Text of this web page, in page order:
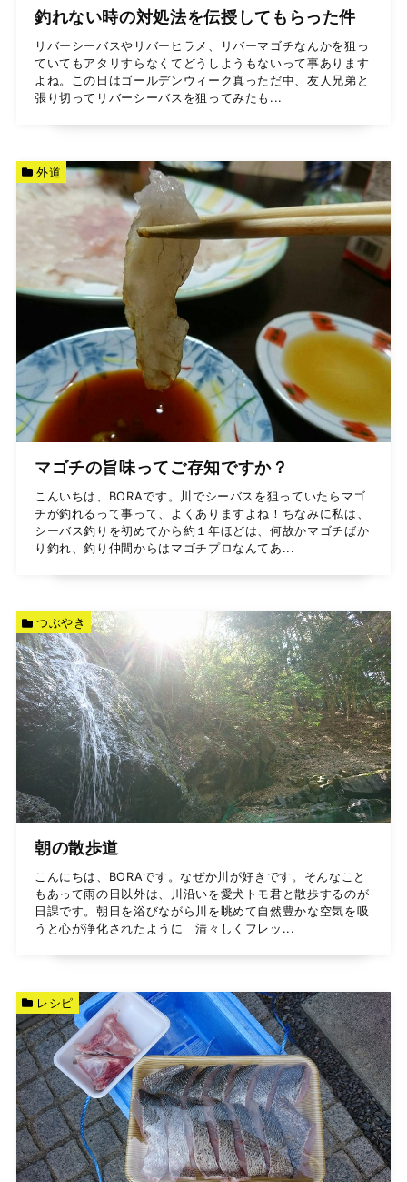
釣れない時の対処法を伝授してもらった件
リバーシーバスやリバーヒラメ、リバーマゴチなんかを狙っ
ていてもアタリすらなくてどうしようもないって事あります
よね。この日はゴールデンウィーク真っただ中、友人兄弟と
張り切ってリバーシーバスを狙ってみたも...
マゴチの旨味ってご存知ですか？
こんいちは、BORAです。川でシーバスを狙っていたらマゴ
チが釣れるって事って、よくありますよね！ちなみに私は、
シーバス釣りを初めてから約１年ほどは、何故かマゴチばか
り釣れ、釣り仲間からはマゴチプロなんてあ...
外道
朝の散歩道
こんにちは、BORAです。なぜか川が好きです。そんなこと
もあって雨の日以外は、川沿いを愛犬トモ君と散歩するのが
日課です。朝日を浴びながら川を眺めて自然豊かな空気を吸
うと心が浄化されたように 清々しくフレッ...
つぶやき
レシピ